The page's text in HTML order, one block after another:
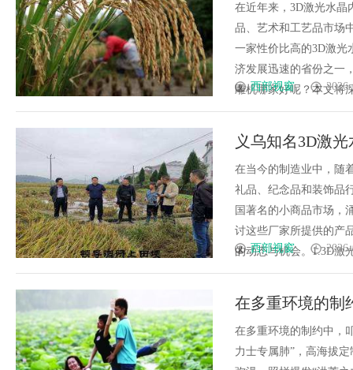
在近年来，3D激光水晶
品、艺术和工艺品市场
一家性价比高的3D激光
济发展迅速的省份之一
雕机哪家好呢？本文将
西部视窗
义乌知名3D激
在当今的制造业中，随
礼品、纪念品和装饰品
国著名的小商品市场，
讨这些厂家所提供的产
的动态与机会。1.3D激
西部视窗
在多重环境的制
在多重环境的制约中，
力士专属肺”，高海拔